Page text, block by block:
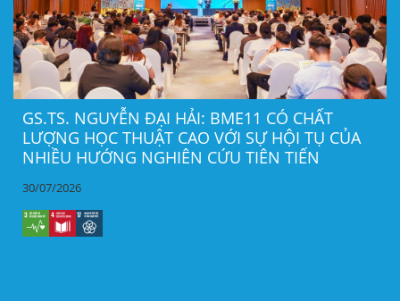
GS.TS. NGUYỄN ĐẠI HẢI: BME11 CÓ CHẤT
LƯỢNG HỌC THUẬT CAO VỚI SỰ HỘI TỤ CỦA
NHIỀU HƯỚNG NGHIÊN CỨU TIÊN TIẾN
30/07/2026